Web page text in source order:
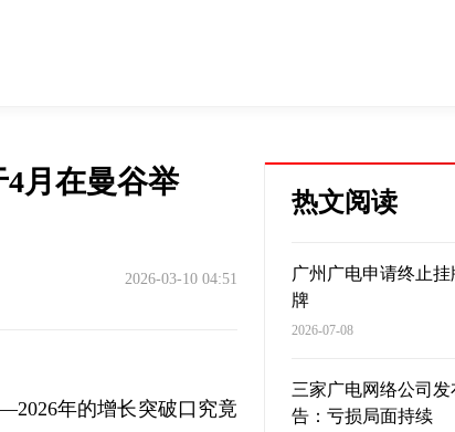
月在曼谷举
2026-03-10 04:51
年的增长突破口究竟
热文阅读
广州广电申请终止
牌
2026-07-08
三家广电网络公司
告：亏损局面持续